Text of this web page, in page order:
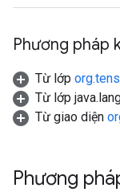
Phương pháp
Từ lớp
Từ lớp
Từ giao diện
Phương